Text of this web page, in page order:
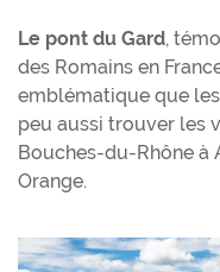
Le pont du Gard,
des Romains en
emblématique que
peu aussi trouver les
Bouches-du-Rhône à
Orange.